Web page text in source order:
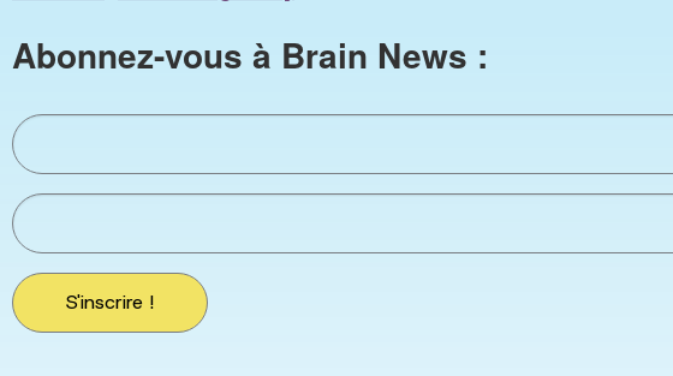
Abonnez-vous à Brain News :
S'inscrire !